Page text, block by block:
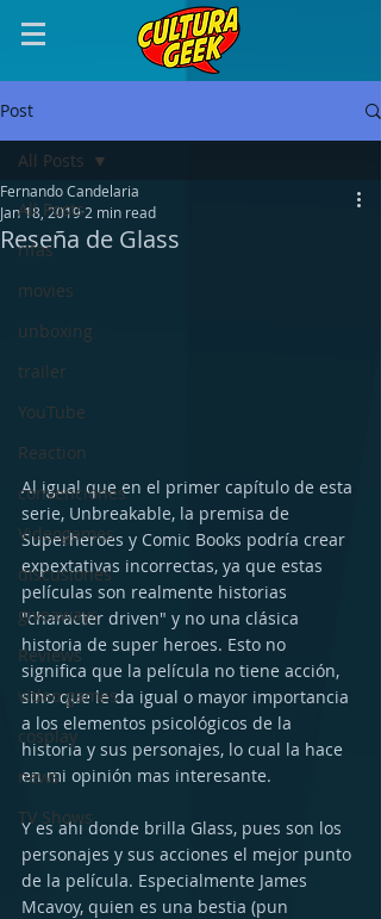
Post
All Posts
rifas
movies
unboxing
trailer
YouTube
Reaction
convenciones
Videogames
discusiones
giveaways
Reviews
video games
cosplay
news
TV Shows
All Posts
Reseña de Glass
Fernando Candelaria
Jan 18, 2019 2 min read
Al igual que en el primer capítulo de esta
serie, Unbreakable, la premisa de
Superheroes y Comic Books podría crear
expextativas incorrectas, ya que estas
películas son realmente historias
"character driven" y no una clásica
historia de super heroes. Esto no
significa que la película no tiene acción,
sino que le da igual o mayor importancia
a los elementos psicológicos de la
historia y sus personajes, lo cual la hace
en mi opinión mas interesante.
Y es ahi donde brilla Glass, pues son los
personajes y sus acciones el mejor punto
de la película. Especialmente James
Mcavoy, quien es una bestia (pun